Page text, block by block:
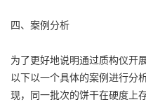
四、案例分析
为了更好地说明通过质构仪开
以下以一个具体的案例进行分
现，同一批次的饼干在硬度上